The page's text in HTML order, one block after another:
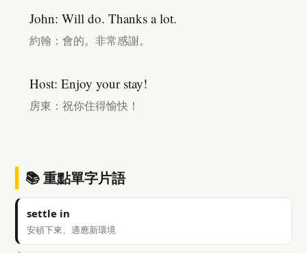
John: Will do. Thanks a lot.
約翰：會的。非常感謝。
Host: Enjoy your stay!
房東：祝你住得愉快！
📚 重點單字片語
settle in
安頓下來、適應新環境